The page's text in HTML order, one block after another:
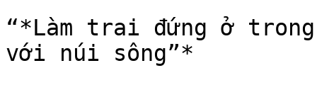
“*Làm trai đứng ở
với núi sông”*